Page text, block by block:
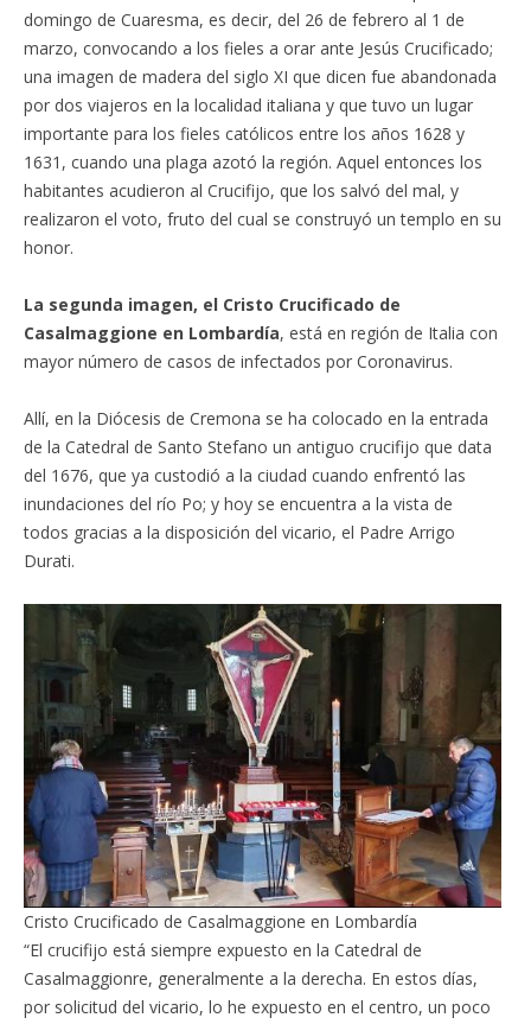
domingo de Cuaresma, es decir, del 26 de febrero al 1 de
marzo, convocando a los fieles a orar ante Jesús Crucificado;
una imagen de madera del siglo XI que dicen fue abandonada
por dos viajeros en la localidad italiana y que tuvo un lugar
importante para los fieles católicos entre los años 1628 y
1631, cuando una plaga azotó la región. Aquel entonces los
habitantes acudieron al Crucifijo, que los salvó del mal, y
realizaron el voto, fruto del cual se construyó un templo en su
honor.
La segunda imagen, el Cristo Crucificado de
Casalmaggione en Lombardía, está en región de Italia con
mayor número de casos de infectados por Coronavirus.
Allí, en la Diócesis de Cremona se ha colocado en la entrada
de la Catedral de Santo Stefano un antiguo crucifijo que data
del 1676, que ya custodió a la ciudad cuando enfrentó las
inundaciones del río Po; y hoy se encuentra a la vista de
todos gracias a la disposición del vicario, el Padre Arrigo
Durati.
Cristo Crucificado de Casalmaggione en Lombardía
“El crucifijo está siempre expuesto en la Catedral de
Casalmaggionre, generalmente a la derecha. En estos días,
por solicitud del vicario, lo he expuesto en el centro, un poco